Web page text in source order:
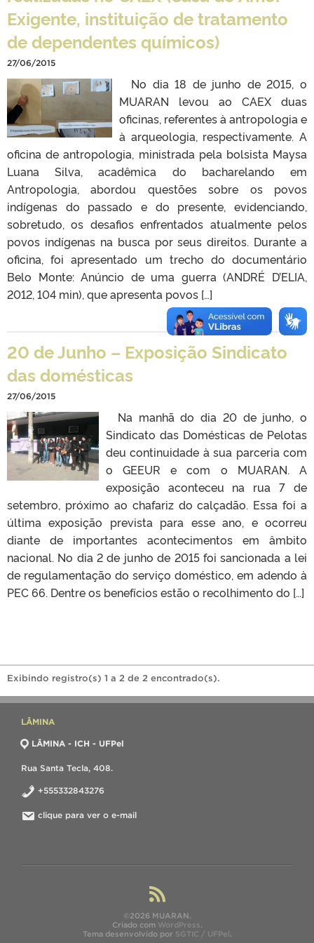
Exigente, instituição de tratamento
de dependentes químicos)
27/06/2015
No dia 18 de junho de 2015, o
MUARAN levou ao CAEX duas
oficinas, referentes à antropologia e
à arqueologia, respectivamente. A
oficina de antropologia, ministrada pela bolsista Maysa
Luana Silva, acadêmica do bacharelando em
Antropologia, abordou questões sobre os povos
indígenas do passado e do presente, evidenciando,
sobretudo, os desafios enfrentados atualmente pelos
povos indígenas na busca por seus direitos. Durante a
oficina, foi apresentado um trecho do documentário
Belo Monte: Anúncio de uma guerra (ANDRÉ D’ELIA,
2012, 104 min), que apresenta povos […]
20 de Junho – Exposição Sindicato
das domésticas
27/06/2015
Na manhã do dia 20 de junho, o
Sindicato das Domésticas de Pelotas
deu continuidade à sua parceria com
o GEEUR e com o MUARAN. A
exposição aconteceu na rua 7 de
setembro, próximo ao chafariz do calçadão. Essa foi a
última exposição prevista para esse ano, e ocorreu
diante de importantes acontecimentos em âmbito
nacional. No dia 2 de junho de 2015 foi sancionada a lei
de regulamentação do serviço doméstico, em adendo à
PEC 66. Dentre os benefícios estão o recolhimento do […]
Exibindo registro(s) 1 a 2 de 2 encontrado(s).
LÂMINA
LÂMINA - ICH - UFPel
Rua Santa Tecla, 408.
+555332843276
clique para ver o e-mail
©2026 MUARAN.
Criado com WordPress.
Tema desenvolvido por SGTIC / UFPel.